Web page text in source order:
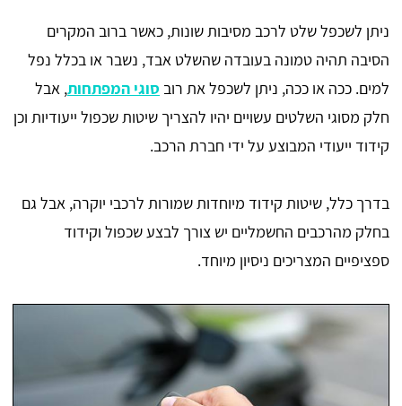
ניתן לשכפל שלט לרכב מסיבות שונות, כאשר ברוב המקרים
הסיבה תהיה טמונה בעובדה שהשלט אבד, נשבר או בכלל נפל
למים. ככה או ככה, ניתן לשכפל את רוב סוגי המפתחות, אבל
חלק מסוגי השלטים עשויים יהיו להצריך שיטות שכפול ייעודיות וכן
קידוד ייעודי המבוצע על ידי חברת הרכב.
בדרך כלל, שיטות קידוד מיוחדות שמורות לרכבי יוקרה, אבל גם
בחלק מהרכבים החשמליים יש צורך לבצע שכפול וקידוד
ספציפיים המצריכים ניסיון מיוחד.